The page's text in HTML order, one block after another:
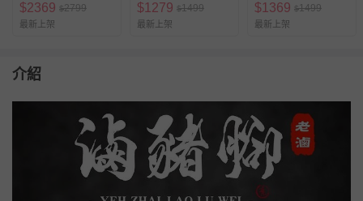
$2369 $2799
最新上架
$1279 $1499
最新上架
$1369 $1499
最新上架
介紹